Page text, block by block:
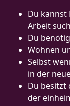
Du kannst
Arbeit
Du
Wohnen
Selbst
in der
Du besitzt
der